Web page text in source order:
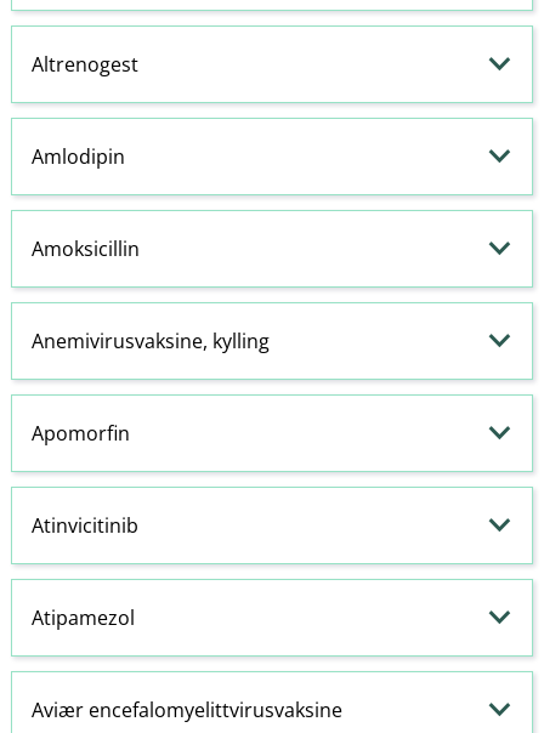
Altrenogest
Amlodipin
Amoksicillin
Anemivirusvaksine, kylling
Apomorfin
Atinvicitinib
Atipamezol
Aviær encefalomyelittvirusvaksine